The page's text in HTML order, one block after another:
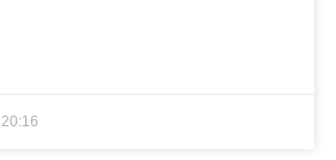
20:16